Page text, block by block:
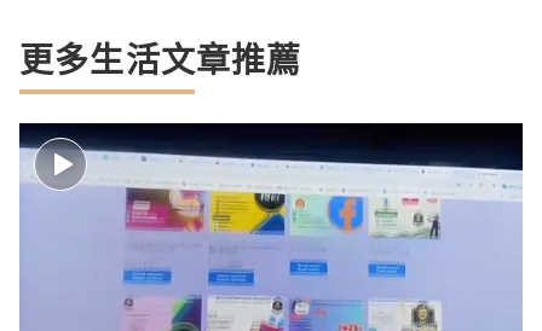
更多生活文章推薦